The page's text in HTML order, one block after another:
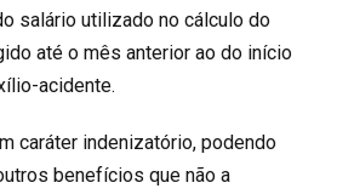
salário utilizado no cálculo do
até o mês anterior ao do início
acidente.
caráter indenizatório, podendo
benefícios que não a